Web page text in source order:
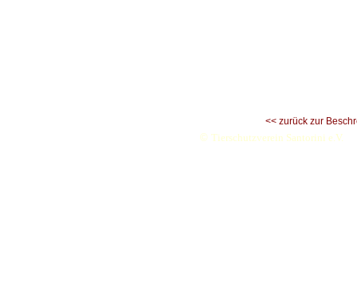
<< zurück zur
© Tierschutzverein Santorini e.V.